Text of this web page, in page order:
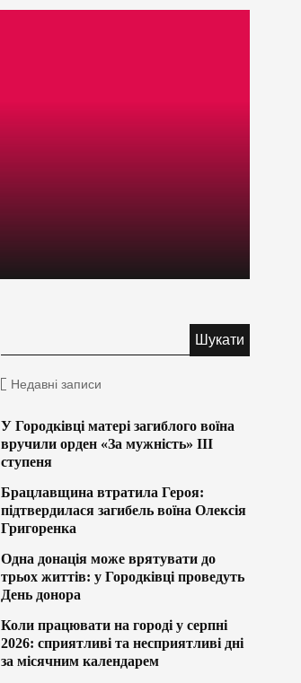
Недавні записи
У Городківці матері загиблого воїна
вручили орден «За мужність» ІІІ
ступеня
Брацлавщина втратила Героя:
підтвердилася загибель воїна Олексія
Григоренка
Одна донація може врятувати до
трьох життів: у Городківці проведуть
День донора
Коли працювати на городі у серпні
2026: сприятливі та несприятливі дні
за місячним календарем